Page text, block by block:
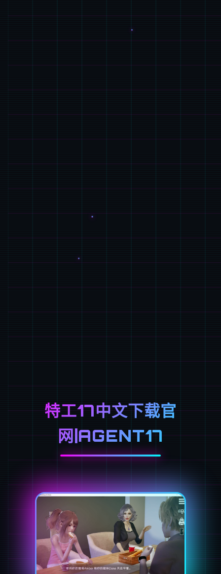
特工17中文下载官
网|AGENT17